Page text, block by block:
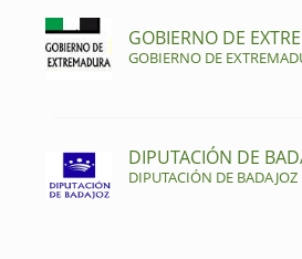
GOBIERNO DE
GOBIERNO DE
DIPUTACIÓN DE
DIPUTACIÓN DE BADAJOZ